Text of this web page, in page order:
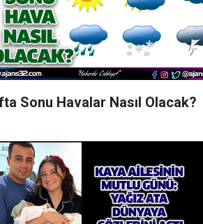
Sonu Havalar Nasıl Olacak?